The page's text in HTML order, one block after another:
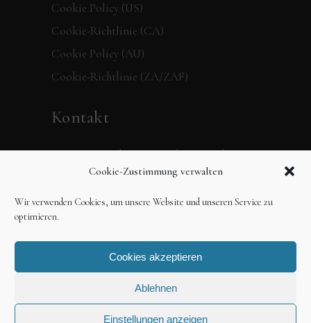
Cookie-Zustimmung verwalten
Wir verwenden Cookies, um unsere Website und unseren Service zu
optimieren.
Cookies akzeptieren
Ablehnen
Einstellungen anzeigen
Cookie Policy (US)
Cookie-Richtlinie (CA)
Cookie Policy (AU)
Cookie-Richtlinie (ZA/ZAF)
Kontakt
Verpassen Sie keine Neuigkeiten mehr,
folgen Sie dem 360 Grad Verlag in den
sozialen Medien oder schreiben Sie uns
einfach eine Mail.